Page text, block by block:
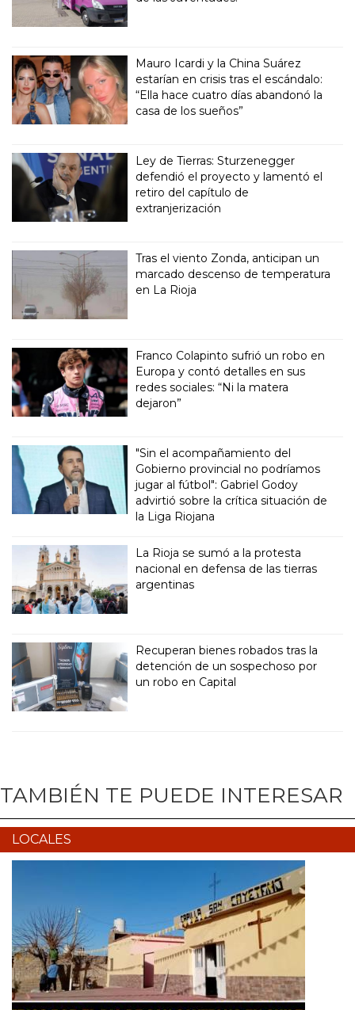
Mauro Icardi y la China Suárez
estarían en crisis tras el escándalo:
“Ella hace cuatro días abandonó la
casa de los sueños”
Ley de Tierras: Sturzenegger
defendió el proyecto y lamentó el
retiro del capítulo de
extranjerización
Tras el viento Zonda, anticipan un
marcado descenso de temperatura
en La Rioja
Franco Colapinto sufrió un robo en
Europa y contó detalles en sus
redes sociales: “Ni la matera
dejaron”
"Sin el acompañamiento del
Gobierno provincial no podríamos
jugar al fútbol": Gabriel Godoy
advirtió sobre la crítica situación de
la Liga Riojana
La Rioja se sumó a la protesta
nacional en defensa de las tierras
argentinas
Recuperan bienes robados tras la
detención de un sospechoso por
un robo en Capital
TAMBIÉN TE PUEDE INTERESAR
LOCALES